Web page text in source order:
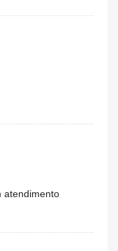
atendimento